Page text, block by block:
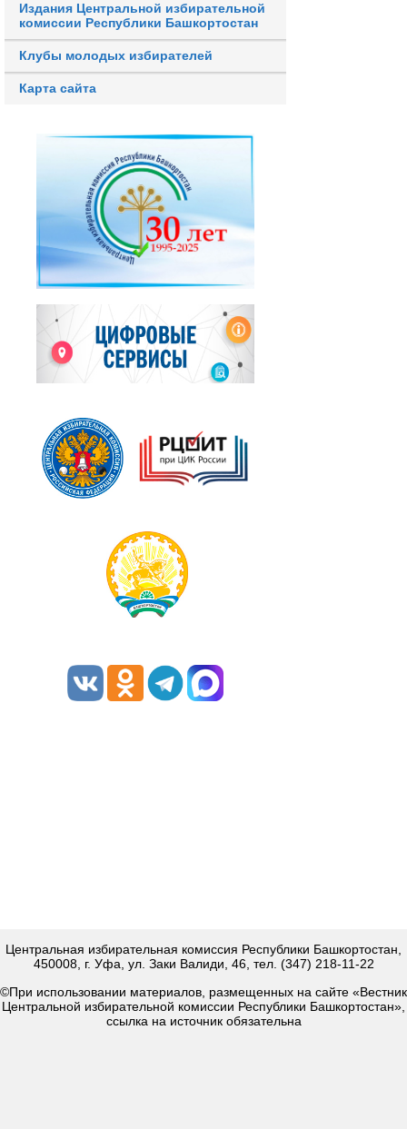
Издания Центральной избирательной
комиссии Республики Башкортостан
Клубы молодых избирателей
Карта сайта
Центральная избирательная комиссия Республики Башкортостан,
450008, г. Уфа, ул. Заки Валиди, 46, тел. (347) 218-11-22
©При использовании материалов, размещенных на сайте «Вестник
Центральной избирательной комиссии Республики Башкортостан»,
ссылка на источник обязательна